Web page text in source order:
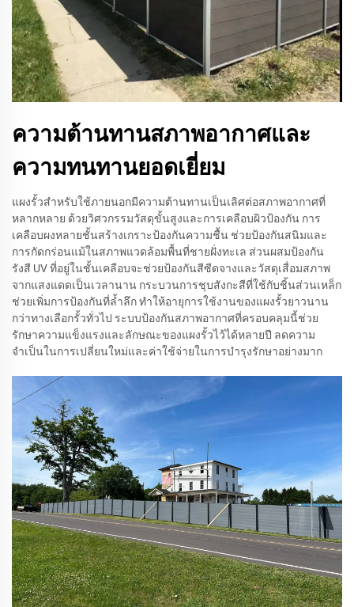
ความต้านทานสภาพอากาศและ
ความทนทานยอดเยี่ยม
แผงรั้วสำหรับใช้ภายนอกมีความต้านทานเป็นเลิศต่อสภาพอากาศที่
หลากหลาย ด้วยวิศวกรรมวัสดุขั้นสูงและการเคลือบผิวป้องกัน การ
เคลือบผงหลายชั้นสร้างเกราะป้องกันความชื้น ช่วยป้องกันสนิมและ
การกัดกร่อนแม้ในสภาพแวดล้อมพื้นที่ชายฝั่งทะเล ส่วนผสมป้องกัน
รังสี UV ที่อยู่ในชั้นเคลือบจะช่วยป้องกันสีซีดจางและวัสดุเสื่อมสภาพ
จากแสงแดดเป็นเวลานาน กระบวนการชุบสังกะสีที่ใช้กับชิ้นส่วนเหล็ก
ช่วยเพิ่มการป้องกันที่ล้ำลึก ทำให้อายุการใช้งานของแผงรั้วยาวนาน
กว่าทางเลือกรั้วทั่วไป ระบบป้องกันสภาพอากาศที่ครอบคลุมนี้ช่วย
รักษาความแข็งแรงและลักษณะของแผงรั้วไว้ได้หลายปี ลดความ
จำเป็นในการเปลี่ยนใหม่และค่าใช้จ่ายในการบำรุงรักษาอย่างมาก